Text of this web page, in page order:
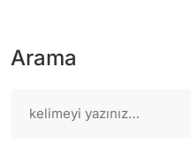
Arama